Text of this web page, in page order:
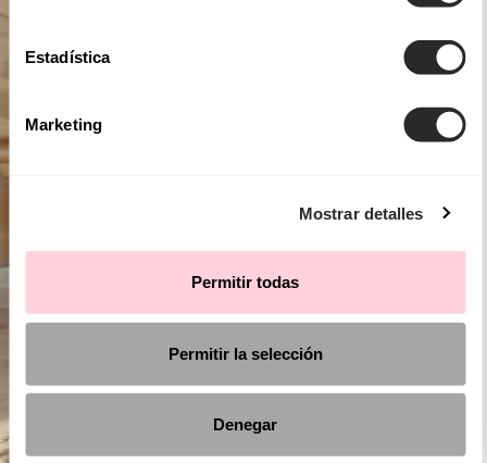
Estadística
Marketing
Mostrar detalles
Permitir todas
Permitir la selección
Denegar